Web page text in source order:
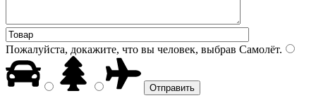
Пожалуйста, докажите, что вы человек, выбрав Самолёт.